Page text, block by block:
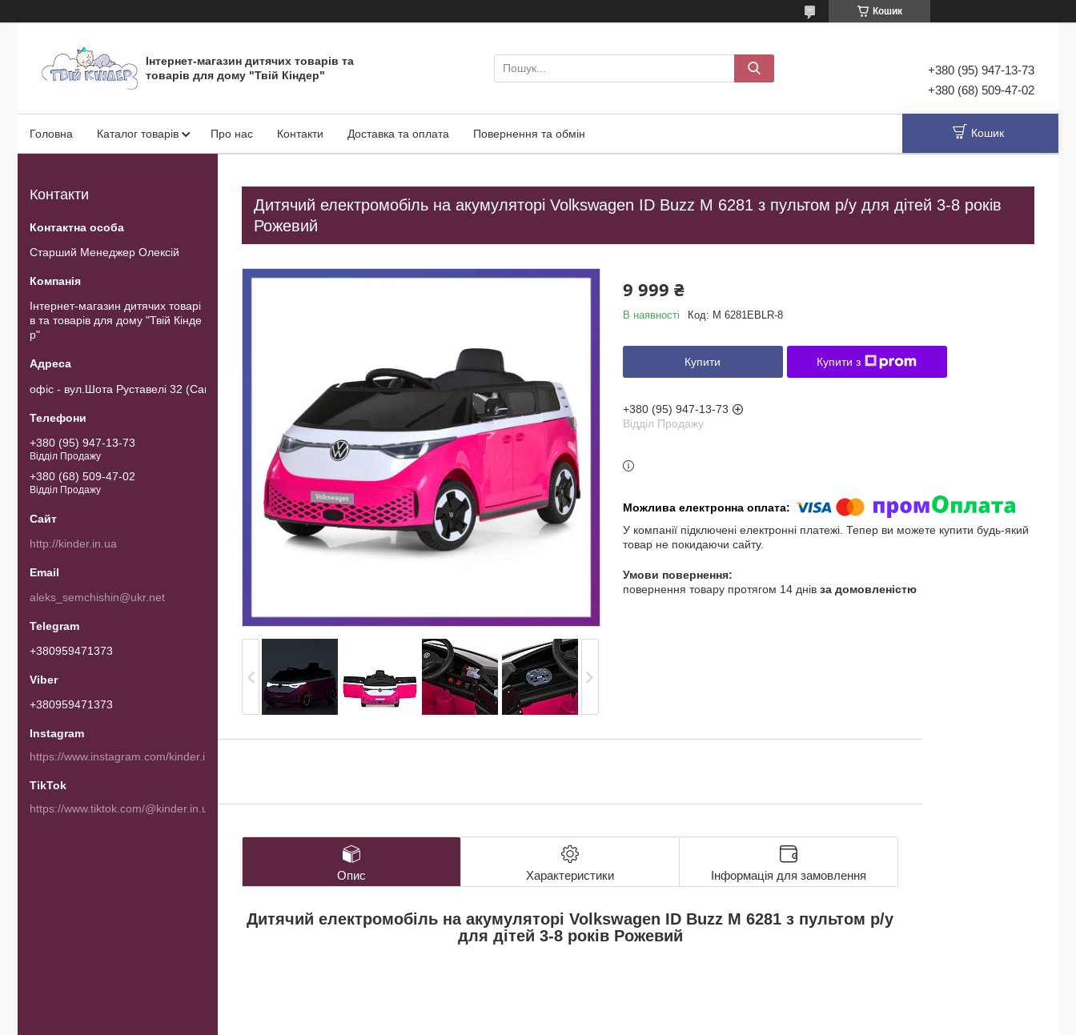
Кошик
Інтернет-магазин дитячих товарів та
товарів для дому "Твій Кіндер"
+380 (95) 947-13-73
+380 (68) 509-47-02
Головна Каталог товарів Про нас Контакти Доставка та оплата Повернення та обмін Кошик
Дитячий електромобіль на акумуляторі Volkswagen ID Buzz M 6281 з пультом р/у для дітей 3-8 років
Рожевий
9 999 ₴
В наявності Код: M 6281EBLR-8
Купити Купити з
+380 (95) 947-13-73
Відділ Продажу
У компанії підключені електронні платежі. Тепер ви можете купити будь-який
товар не покидаючи сайту.
повернення товару протягом 14 днів за домовленістю
Опис Характеристики Інформація для замовлення
Дитячий електромобіль на акумуляторі Volkswagen ID Buzz M 6281 з пультом р/у
для дітей 3-8 років Рожевий
Контакти
Старший Менеджер Олексій
Інтернет-магазин дитячих товарі
в та товарів для дому "Твій Кінде
р"
офіс - вул.Шота Руставелі 32 (Самовивозу товару немає). 01033 індекс, Київ, Україна
+380 (95) 947-13-73
Відділ Продажу
+380 (68) 509-47-02
Відділ Продажу
http://kinder.in.ua
aleks_semchishin@ukr.net
+380959471373
+380959471373
Instagram
https://www.instagram.com/kinder.in.ua/
TikTok
https://www.tiktok.com/@kinder.in.ua